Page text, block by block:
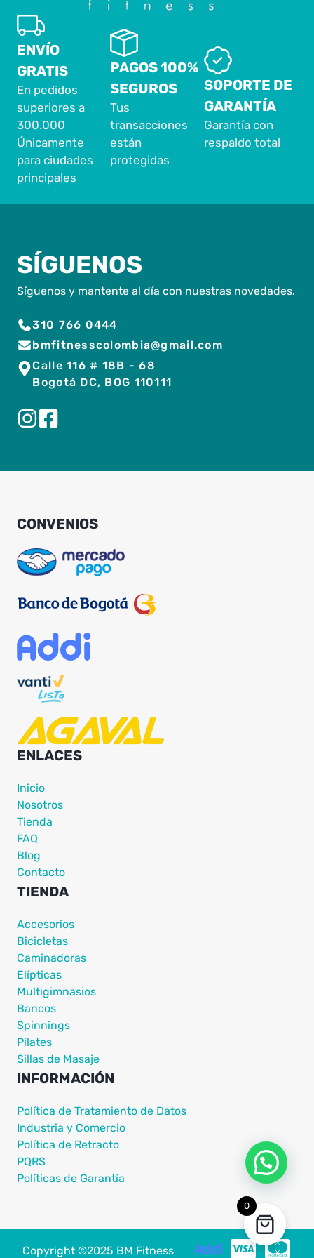
0
ENVÍO
GRATIS
En pedidos
superiores a
300.000
Únicamente
para ciudades
principales
PAGOS 100%
SEGUROS
Tus
transacciones
están
protegidas
SOPORTE DE
GARANTÍA
Garantía con
respaldo total
SÍGUENOS
Síguenos y mantente al día con nuestras novedades.
310 766 0444
bmfitnesscolombia@gmail.com
Calle 116 # 18B - 68
Bogotá DC, BOG 110111
CONVENIOS
ENLACES
Inicio
Nosotros
Tienda
FAQ
Blog
Contacto
TIENDA
Accesorios
Bicicletas
Caminadoras
Elípticas
Multigimnasios
Bancos
Spinnings
Pilates
Sillas de Masaje
INFORMACIÓN
Política de Tratamiento de Datos
Industria y Comercio
Política de Retracto
PQRS
Políticas de Garantía
Copyright ©2025 BM Fitness